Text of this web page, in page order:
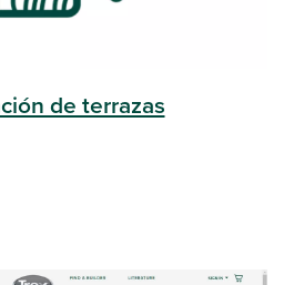
de terrazas